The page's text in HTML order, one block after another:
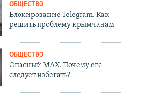
ОБЩЕСТВО
Блокирование Telegram. Как
решить проблему крымчанам
ОБЩЕСТВО
Опасный MAX. Почему его
следует избегать?